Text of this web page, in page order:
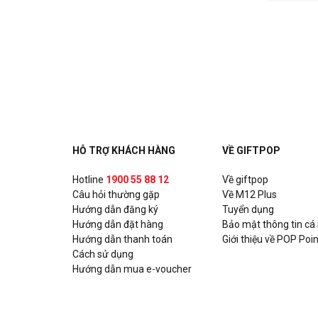
HỖ TRỢ KHÁCH HÀNG
Hotline 1900 55 88 12
Câu hỏi thường gặp
Hướng dẫn đăng ký
Hướng dẫn đặt hàng
Hướng dẫn thanh toán
Cách sử dụng
Hướng dẫn mua e-voucher
VỀ GIFTPOP
Về giftpop
Về M12 Plus
Tuyển dụng
Bảo mật thông tin cá
Giới thiệu về POP